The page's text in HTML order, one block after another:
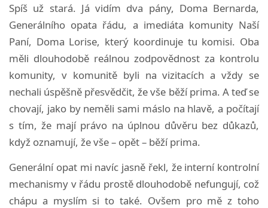
Spíš už stará. Já vidím dva pány, Doma Bernarda,
Generálního opata řádu, a imediáta komunity Naší
Paní, Doma Lorise, který koordinuje tu komisi. Oba
měli dlouhodobě reálnou zodpovědnost za kontrolu
komunity, v komunitě byli na vizitacích a vždy se
nechali úspěšně přesvědčit, že vše běží prima. A teď se
chovají, jako by neměli sami máslo na hlavě, a počítají
s tím, že mají právo na úplnou důvěru bez důkazů,
když oznamují, že vše – opět – běží prima.
Generální opat mi navíc jasně řekl, že interní kontrolní
mechanismy v řádu prostě dlouhodobě nefungují, což
chápu a myslím si to také. Ovšem pro mě z toho